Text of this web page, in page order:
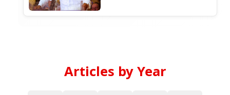
Articles by Year